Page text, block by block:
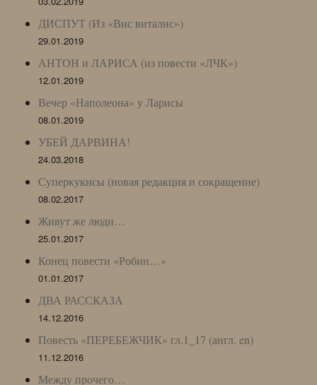
ДИСПУТ (Из «Вис виталис»)
29.01.2019
АНТОН и ЛАРИСА (из повести «ЛЧК»)
12.01.2019
Вечер «Наполеона» у Ларисы
08.01.2019
УБЕЙ ДАРВИНА!
24.03.2018
Суперкукисы (новая редакция и сокращение)
08.02.2017
Живут же люди…
25.01.2017
Конец повести «Робин…»
01.01.2017
ДВА РАССКАЗА
14.12.2016
Повесть «ПЕРЕБЕЖЧИК» гл.1_17 (англ. en)
11.12.2016
Между прочего…